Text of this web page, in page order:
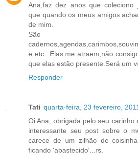
Ana,faz dez anos que coleciono
que quando os meus amigos
de mim.
São
e etc...Elas me atraem,não
que elas estão presente.Será um
Responder
Tati quarta-feira, 23 fevereiro,
Oi Ana, obrigada pelo seu carinho
interessante seu post sobre o
carece de um zilhão de
ficando 'abastecido'...rs.